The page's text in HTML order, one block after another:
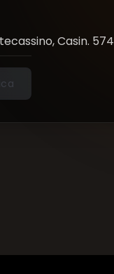
Casin. 574